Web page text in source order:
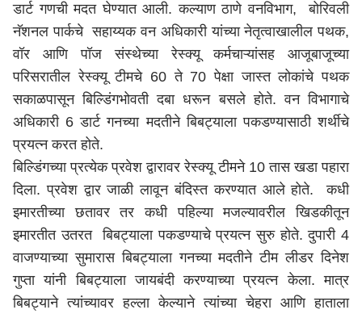
डार्ट गणची मदत घेण्यात आली. कल्याण ठाणे वनविभाग, बोरिवली
नॅशनल पार्कचे सहाय्यक वन अधिकारी यांच्या नेतृत्वाखालील पथक,
वॉर आणि पॉज संस्थेच्या रेस्क्यू कर्मचाऱ्यांसह आजूबाजूच्या
परिसरातील रेस्क्यू टीमचे 60 ते 70 पेक्षा जास्त लोकांचे पथक
सकाळपासून बिल्डिंगभोवती दबा धरून बसले होते. वन विभागाचे
अधिकारी 6 डार्ट गनच्या मदतीने बिबट्याला पकडण्यासाठी शर्थीचे
प्रयत्न करत होते.
बिल्डिंगच्या प्रत्येक प्रवेश द्वारावर रेस्क्यू टीमने 10 तास खडा पहारा
दिला. प्रवेश द्वार जाळी लावून बंदिस्त करण्यात आले होते. कधी
इमारतीच्या छतावर तर कधी पहिल्या मजल्यावरील खिडकीतून
इमारतीत उतरत बिबट्याला पकडण्याचे प्रयत्न सुरु होते. दुपारी 4
वाजण्याच्या सुमारास बिबट्याला गनच्या मदतीने टीम लीडर दिनेश
गुप्ता यांनी बिबट्याला जायबंदी करण्याच्या प्रयत्न केला. मात्र
बिबट्याने त्यांच्यावर हल्ला केल्याने त्यांच्या चेहरा आणि हाताला